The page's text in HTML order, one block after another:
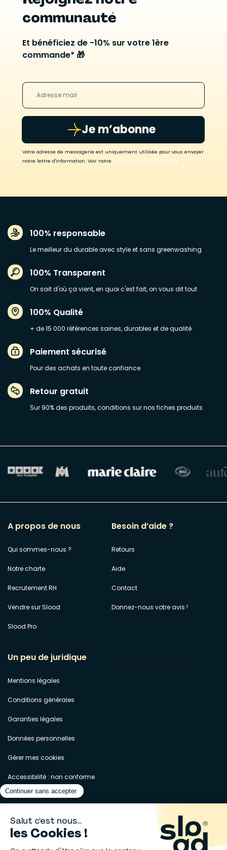
communauté
Et bénéficiez de -10% sur votre 1ère
commande* 🎁
Je m’abonne
Votre adresse de messagerie est uniquement utilisée pour vous envoyer
notre lettre d'information. Voir notre politique de confidentialité.
100% responsable
Le meilleur du durable avec style et sans greenwashing
100% Transparent
On sait d'où ça vient, en quoi c'est fait, on vous dit tout
100% Qualité
+ de 15 000 références saines, durables et de qualité
Paiement sécurisé
Pour des achats en toute confiance
Retour gratuit
Sur 90% des produits, conditions sur nos fiches produits
A propos de nous
Qui sommes-nous ?
Notre charte
Recrutement RH
Vendre sur Slood
Slood Pro
Besoin d’aide ?
Retours
Aide
Contact
Donnez-nous votre avis !
Un peu de juridique
Mentions légales
Conditions générales
Garanties légales
Données personnelles
Gérer mes cookies
Accessibilité : non conforme